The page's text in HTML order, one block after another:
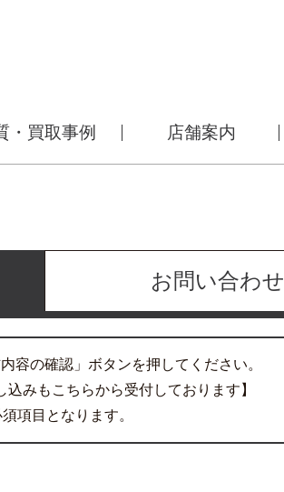
・買取事例 店舗案内
お問い合わせ
容の確認」ボタンを押してください。
込みもこちらから受付しております】
項目となります。